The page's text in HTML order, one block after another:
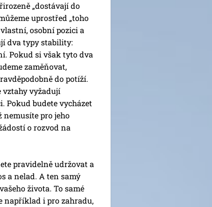
„dostávají do
uprostřed „toho
osobní pozici a
dva typy stability:
Pokud si však tyto dva
zaměňovat,
do potíží.
vztahy vyžadují
Pokud budete vycházet
nemusíte pro jeho
o rozvod na
pravidelně udržovat a
a nelad. A ten samý
života. To samé
například i pro zahradu,